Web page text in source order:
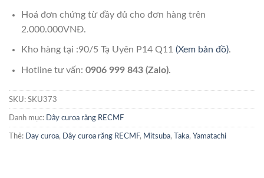
Hoá đơn chứng từ đầy đủ cho đơn hàng trên
2.000.000VNĐ.
Kho hàng tại :90/5 Tạ Uyên P14 Q11 (Xem bản đồ).
Hotline tư vấn: 0906 999 843 (Zalo).
SKU: SKU373
Danh mục: Dây curoa răng RECMF
Thẻ: Day curoa, Dây curoa răng RECMF, Mitsuba, Taka, Yamatachi